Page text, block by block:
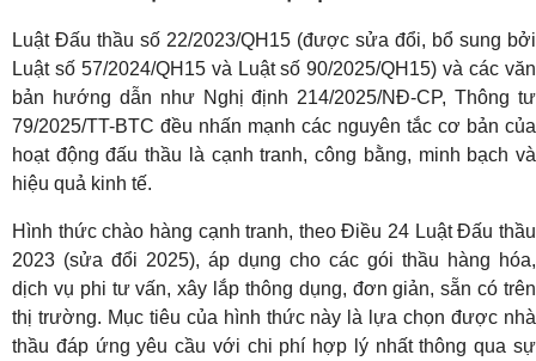
Luật Đấu thầu số 22/2023/QH15 (được sửa đổi, bổ sung bởi
Luật số 57/2024/QH15 và Luật số 90/2025/QH15) và các văn
bản hướng dẫn như Nghị định 214/2025/NĐ-CP, Thông tư
79/2025/TT-BTC đều nhấn mạnh các nguyên tắc cơ bản của
hoạt động đấu thầu là cạnh tranh, công bằng, minh bạch và
hiệu quả kinh tế.
Hình thức chào hàng cạnh tranh, theo Điều 24 Luật Đấu thầu
2023 (sửa đổi 2025), áp dụng cho các gói thầu hàng hóa,
dịch vụ phi tư vấn, xây lắp thông dụng, đơn giản, sẵn có trên
thị trường. Mục tiêu của hình thức này là lựa chọn được nhà
thầu đáp ứng yêu cầu với chi phí hợp lý nhất thông qua sự